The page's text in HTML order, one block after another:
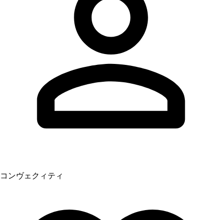
コンヴェクィティ